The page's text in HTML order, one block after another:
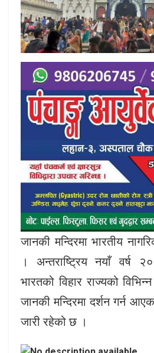
जानकी मन्दिरमा भारतीय
। अन्तराष्ट्रिय नयाँ वर्ष
भारतको विहार राज्यको
जानकी मन्दिरमा दर्शन गर्न
जारी रहेको छ ।